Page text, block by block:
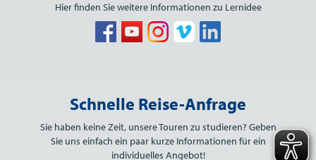
Hier finden Sie weitere Informationen zu Lernidee
Schnelle Reise-Anfrage
Sie haben keine Zeit, unsere Touren zu studieren? Geben
Sie uns einfach ein paar kurze Informationen für ein
individuelles Angebot!